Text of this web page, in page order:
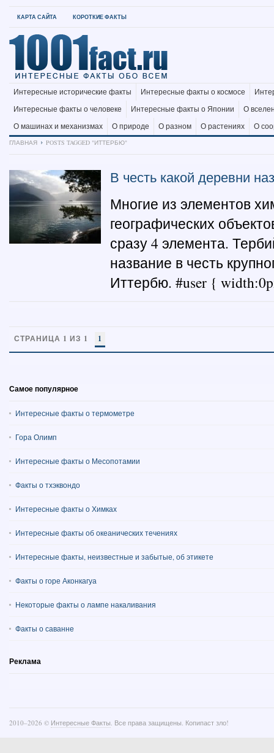
КАРТА САЙТА КОРОТКИЕ ФАКТЫ
Интересные исторические факты Интересные факты о космосе
Интересные факты о человеке
Интересные факты о Японии
О
О машинах и механизмах
О природе О разном О растениях
О
ГЛАВНАЯ
POSTS TAGGED "ИТТЕРБЮ"
В честь какой деревни
Многие из элементов
географических
сразу 4 элемента.
название в честь
Иттербю. #user {
СТРАНИЦА 1 ИЗ 1 1
Самое популярное
Интересные факты о термометре
Гора Олимп
Интересные факты о Месопотамии
Факты о тхэквондо
Интересные факты о Химках
Интересные факты об океанических течениях
Интересные факты, неизвестные и забытые, об этикете
Факты о горе Аконкагуа
Некоторые факты о лампе накаливания
Факты о саванне
Реклама
2010–2026 © Интересные Факты. Все права защищены. Копипаст зло!